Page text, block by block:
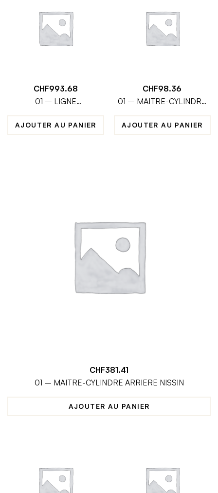
CHF993.68
01 – LIGNE
COMPLETE EVO
AJOUTER AU PANIER
CHF98.36
01 – MAITRE-CYLINDRE
AJOUTER AU PANIER
CHF381.41
01 – MAITRE-CYLINDRE ARRIERE NISSIN
AJOUTER AU PANIER